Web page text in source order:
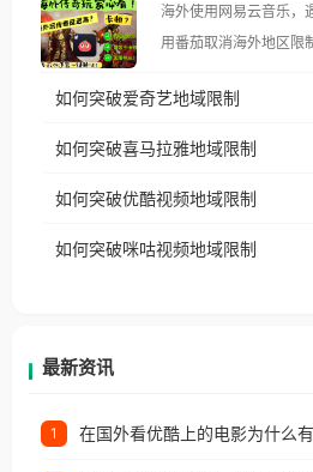
像其他音乐平台一样，
仅能在中国大陆地区播放。 遇到这个问题的朋
台湾、美国、加拿大、
权限制所困扰。
海外使用网易云音乐，
用番茄取消海外地区限制。 当在海外打开网
播放”的提示语。 海外用户如香港、澳门、台湾、美
制问题，且仅能在中国大陆地区
户收听网易云音乐地区
如何突破爱奇艺地域限制
如何突破喜马拉雅地域限制
如何突破优酷视频地域限制
如何突破咪咕视频地域限制
最新资讯
1